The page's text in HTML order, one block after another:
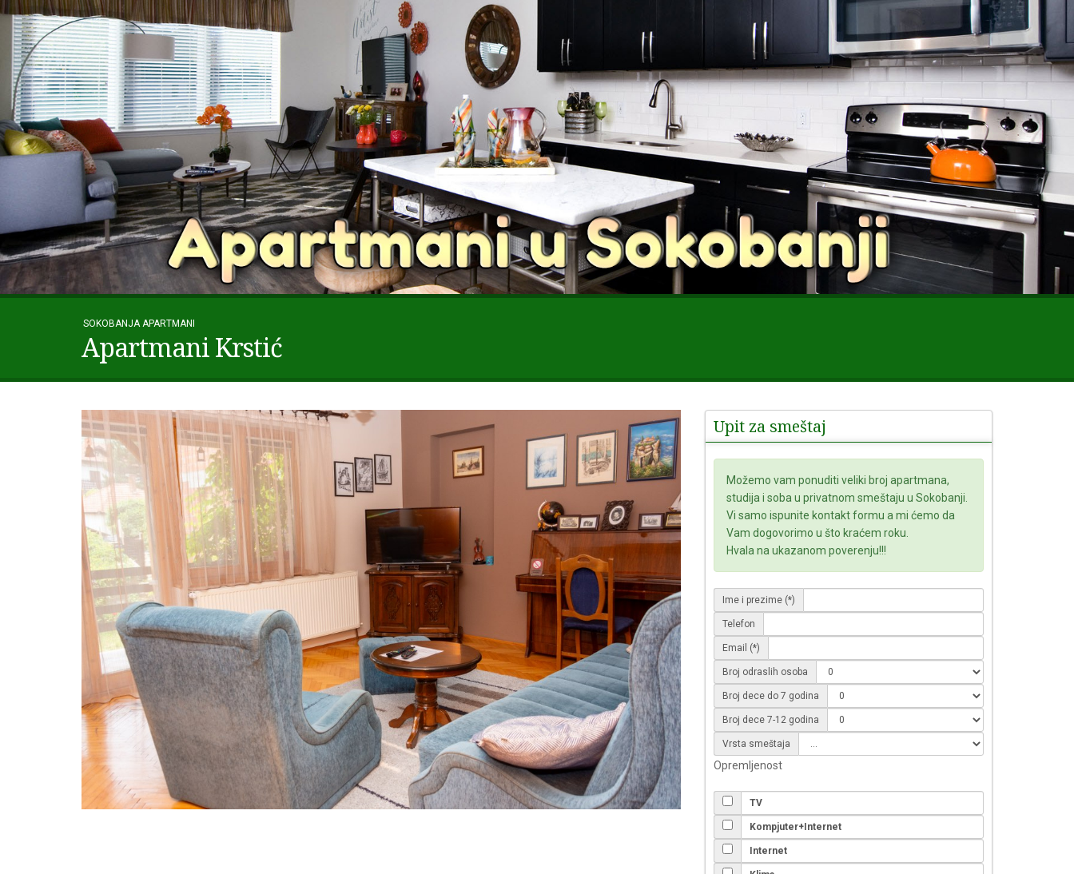
SOKOBANJA APARTMANI
Apartmani Krstić
Upit za smeštaj
Možemo vam ponuditi veliki broj apartmana,
studija i soba u privatnom smeštaju u Sokobanji.
Vi samo ispunite kontakt formu a mi ćemo da
Vam dogovorimo u što kraćem roku.
Hvala na ukazanom poverenju!!!
Ime i prezime (*)
Telefon
Email (*)
Broj odraslih osoba
Broj dece do 7 godina
Broj dece 7-12 godina
Vrsta smeštaja
Opremljenost
TV
Kompjuter+Internet
Internet